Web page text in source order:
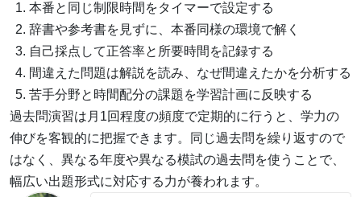
本番と同じ制限時間をタイマーで設定する
辞書や参考書を見ずに、本番同様の環境で解く
自己採点して正答率と所要時間を記録する
間違えた問題は解説を読み、なぜ間違えたかを分析する
苦手分野と時間配分の課題を学習計画に反映する
過去問演習は月1回程度の頻度で定期的に行うと、学力の
伸びを客観的に把握できます。同じ過去問を繰り返すので
はなく、異なる年度や異なる模試の過去問を使うことで、
幅広い出題形式に対応する力が養われます。